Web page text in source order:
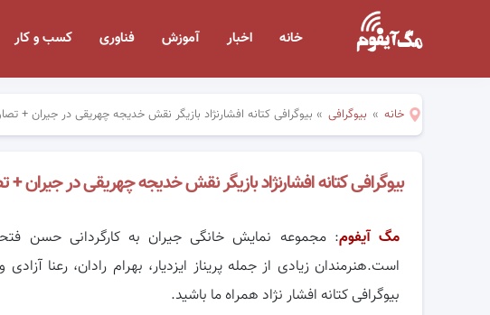
خانه اخبار آموزش فناوری کسب و کار
خانه » بیوگرافی » بیوگرافی کتانه افشارنژاد بازیگر نقش خدیجه چهریقی در جیران +
بیوگرافی کتانه افشارنژاد بازیگر نقش خدیجه چهریقی در جیران +
مگ آیفوم: مجموعه نمایش خانگی جیران به کارگردانی حسن
است.هنرمندان زیادی از جمله پریناز ایزدیار، بهرام رادان، رعنا
بیوگرافی کتانه افشار نژاد همراه ما باشید.